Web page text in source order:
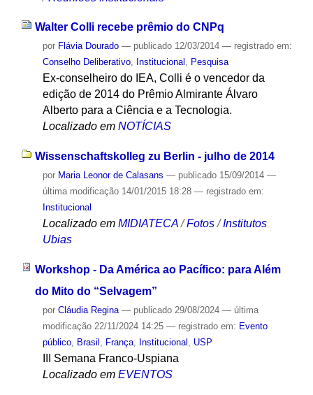
Walter Colli recebe prêmio do CNPq
por Flávia Dourado — publicado12/03/2014 — registrado em:
Conselho Deliberativo, Institucional , Pesquisa
Ex-conselheiro do IEA, Colli é o vencedor da
edição de 2014 do Prêmio Almirante Álvaro
Alberto para a Ciência e a Tecnologia.
Localizado em NOTÍCIAS
Wissenschaftskolleg zu Berlin - julho de 2014
por Maria Leonor de Calasans — publicado15/09/2014 —
última modificação14/01/2015 18:28 — registrado em:
Institucional
Localizado em MIDIATECA /Fotos /Institutos
Ubias
Workshop - Da América ao Pacífico: para Além
do Mito do “Selvagem”
por Cláudia Regina — publicado29/08/2024 — última
modificação22/11/2024 14:25 — registrado em: Evento
público, Brasil França, Institucional USP
III Semana Franco-Uspiana
Localizado em EVENTOS